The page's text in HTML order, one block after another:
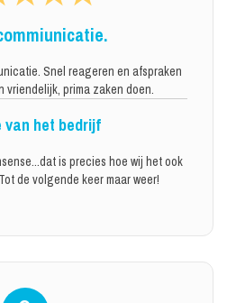
Snel reageren en afspraken
vriendelijk, prima zaken doen.
van het bedrijf
is precies hoe wij het ook
de volgende keer maar weer!